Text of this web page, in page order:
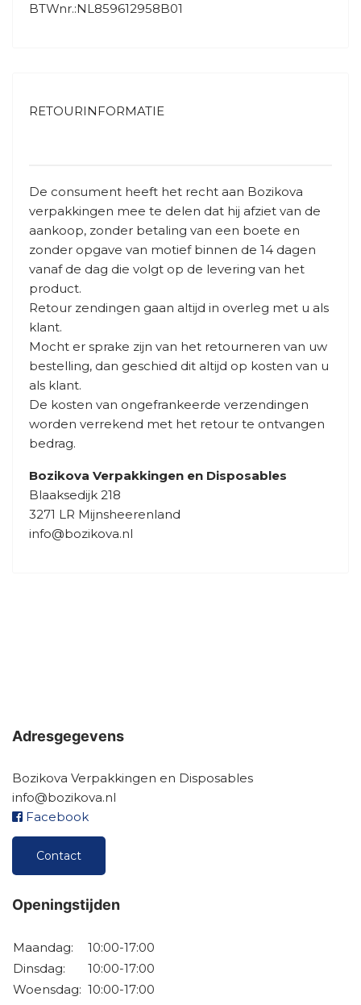
BTWnr.:NL859612958B01
RETOURINFORMATIE
De consument heeft het recht aan Bozikova
verpakkingen mee te delen dat hij afziet van de
aankoop, zonder betaling van een boete en
zonder opgave van motief binnen de 14 dagen
vanaf de dag die volgt op de levering van het
product.
Retour zendingen gaan altijd in overleg met u als
klant.
Mocht er sprake zijn van het retourneren van uw
bestelling, dan geschied dit altijd op kosten van u
als klant.
De kosten van ongefrankeerde verzendingen
worden verrekend met het retour te ontvangen
bedrag.
Bozikova Verpakkingen en Disposables
Blaaksedijk 218
3271 LR Mijnsheerenland
info@bozikova.nl
Adresgegevens
Bozikova Verpakkingen en Disposables
info@bozikova.nl
Facebook
Contact
Openingstijden
Maandag:
10:00-17:00
Dinsdag:
10:00-17:00
Woensdag: 10:00-17:00